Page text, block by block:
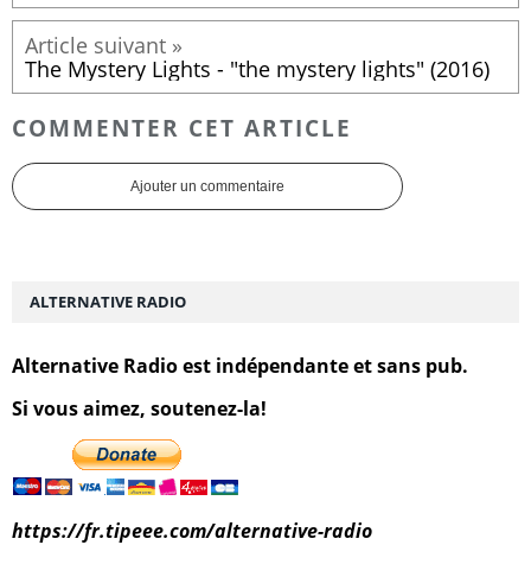
The Mystery Lights - "the mystery lights" (2016)
COMMENTER CET ARTICLE
Ajouter un commentaire
ALTERNATIVE RADIO
Alternative Radio est indépendante et sans pub.
Si vous aimez, soutenez-la!
https://fr.tipeee.com/alternative-radio